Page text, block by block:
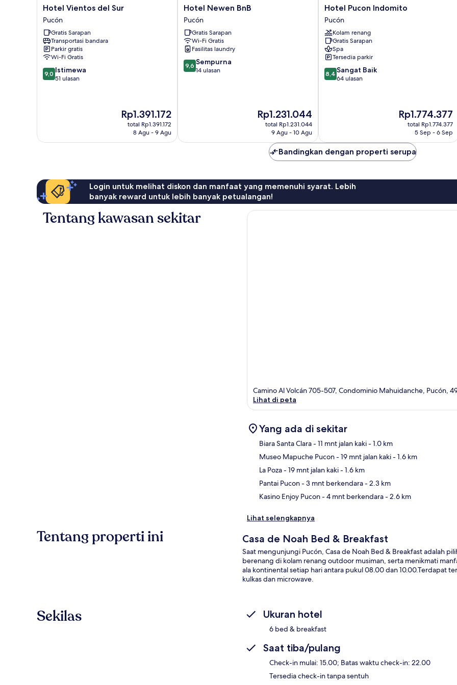
Hotel
Vientos
del
Sur
Pucón
Hotel Vientos del Sur
Pucón
Gratis Sarapan
Transportasi bandara
Parkir gratis
Wi-Fi Gratis
9.0
dari
9,0 Istimewa
51 ulasan
Harga
sekarang
Rp1.391.172
Rp1.391.172
total Rp1.391.172
8 Agu - 9 Agu
Hotel
Newen
BnB
Pucón
Hotel Newen BnB
Pucón
Gratis Sarapan
Wi-Fi Gratis
Fasilitas laundry
9.6
dari
9,6 Sempurna
14 ulasan
Harga
sekarang
Rp1.231.044
Rp1.231.044
total Rp1.231.044
9 Agu - 10 Agu
Hotel
Pucon
Indomito
Pucón
Hotel Pucon Indomito
Pucón
Kolam renang
Gratis Sarapan
Spa
Tersedia parkir
8.4
dari
8,4 Sangat Baik
64 ulasan
Harga
sekarang
Rp1.774.377
Rp1.774.377
total Rp1.774.377
5 Sep - 6 Sep
Bandingkan dengan properti serupa
Login untuk melihat diskon dan manfaat yang memenuhi syarat. Lebih
banyak reward untuk lebih banyak petualangan!
Tentang kawasan sekitar
Camino Al Volcán 705-507, Condominio Mahuidanche, Pucón,
Lihat di peta
Yang ada di sekitar
Biara Santa Clara- 11 mnt jalan kaki- 1.0 km
Museo Mapuche Pucon- 19 mnt jalan kaki- 1.6 km
La Poza- 19 mnt jalan kaki- 1.6 km
Pantai Pucon- 3 mnt berkendara- 2.3 km
Kasino Enjoy Pucon- 4 mnt berkendara- 2.6 km
Lihat selengkapnya
Tentang properti ini Casa de Noah Bed & Breakfast
Saat mengunjungi Pucón, Casa de Noah Bed & Breakfast adalah
berenang di kolam renang outdoor musiman, serta menikmati
ala kontinental setiap hari antara pukul 08.00 dan 10.00.Terdapat
kulkas dan microwave.
Sekilas Ukuran hotel
6 bed & breakfast
Saat tiba/pulang
Check-in mulai: 15.00; Batas waktu check-in: 22.00
Tersedia check-in tanpa sentuh